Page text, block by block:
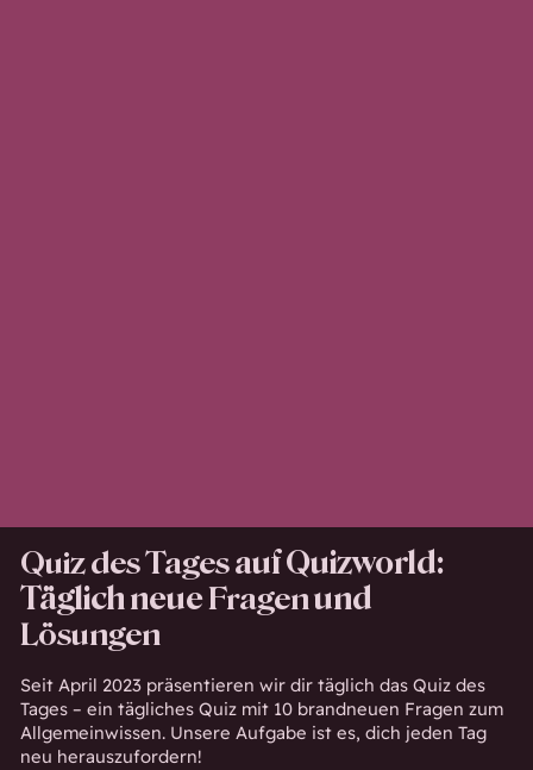
Quiz des Tagesauf Quizworld:
Täglich neueFragenund
Lösungen
Seit April 2023 präsentieren wir dir täglich das Quiz des
Tages – ein tägliches Quiz mit 10 brandneuen Fragen zum
Allgemeinwissen. Unsere Aufgabe ist es, dich jeden Tag
neu herauszufordern!